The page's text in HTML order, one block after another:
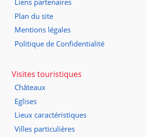
Liens partenaires
Plan du site
Mentions légales
Politique de Confidentialité
Visites touristiques
Châteaux
Eglises
Lieux caractéristiques
Villes particulières